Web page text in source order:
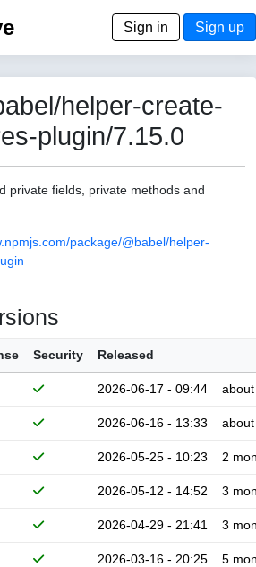
Sign in Sign up
helper-create-
plugin/7.15.0
private fields, private methods and
package/@babel/helper-
Security Released
2026-06-17 - 09:44
2026-06-16 - 13:33
2026-05-25 - 10:23 2
2026-05-12 - 14:52 3
2026-04-29 - 21:41 3
2026-03-16 - 20:25 5